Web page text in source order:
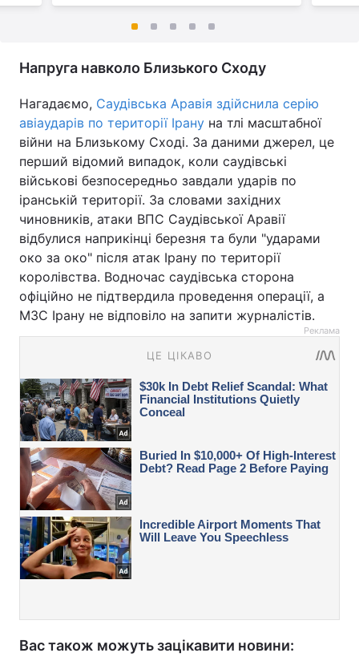
Напруга навколо Близького Сходу
Нагадаємо, Саудівська Аравія здійснила серію
авіаударів по території Ірану на тлі масштабної
війни на Близькому Сході. За даними джерел, це
перший відомий випадок, коли саудівські
військові безпосередньо завдали ударів по
іранській території. За словами західних
чиновників, атаки ВПС Саудівської Аравії
відбулися наприкінці березня та були "ударами
око за око" після атак Ірану по території
королівства. Водночас саудівська сторона
офіційно не підтвердила проведення операції, а
МЗС Ірану не відповіло на запити журналістів.
Реклама
Вас також можуть зацікавити новини: